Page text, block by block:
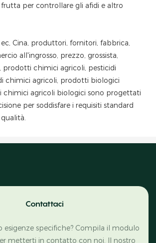
frutta per controllare gli afidi e altro
Cina, produttori, fornitori, fabbrica,
all'ingrosso, prezzo, grossista,
prodotti chimici agricoli, pesticidi
chimici agricoli, prodotti biologici
chimici agricoli biologici sono progettati
per soddisfare i requisiti standard
Contattaci
esigenze specifiche? Compila il modulo
metterti in contatto con noi. Il nostro